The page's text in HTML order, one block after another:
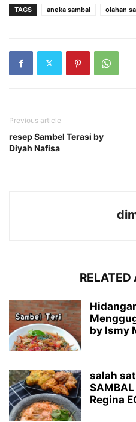
TAGS aneka sambal olahan
Previous article
resep Sambel Terasi by
Diyah Nafisa
RELATED
by Ismy
salah
SAMBAL
Regina